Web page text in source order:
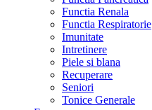
Functia Renala
Functia Respiratorie
Imunitate
Intretinere
Piele si blana
Recuperare
Seniori
Tonice Generale